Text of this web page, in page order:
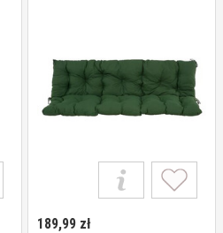
189,99 zł